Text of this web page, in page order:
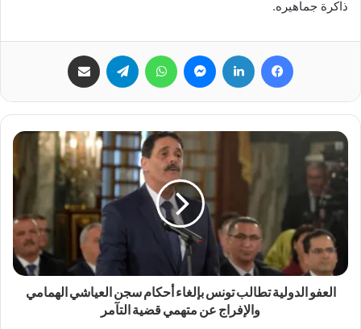
ذاكرة جماهيره.
فيسبوك لينكدإن ماسنجر واتساب تيلقرام
العفو الدولية تطالب تونس بإلغاء أحكام سجن العياشي الهمامي
والإفراج عن متهمي قضية التآمر